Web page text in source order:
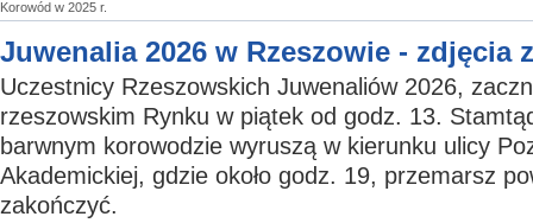
Korowód w 2025 r.
Juwenalia 2026 w Rzeszowie - zdjęcia
Uczestnicy Rzeszowskich Juwenaliów 2026,
rzeszowskim Rynku w piątek od godz. 13.
barwnym korowodzie wyruszą w kierunku ulicy
Akademickiej, gdzie około godz. 19, przemarsz
zakończyć.